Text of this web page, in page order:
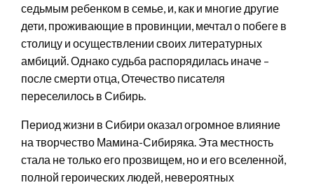
седьмым ребенком в семье, и, как и многие другие
дети, проживающие в провинции, мечтал о побеге в
столицу и осуществлении своих литературных
амбиций. Однако судьба распорядилась иначе –
после смерти отца, Отечество писателя
переселилось в Сибирь.
Период жизни в Сибири оказал огромное влияние
на творчество Мамина-Сибиряка. Эта местность
стала не только его прозвищем, но и его вселенной,
полной героических людей, невероятных